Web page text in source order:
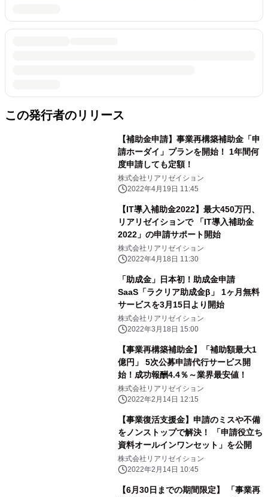
この発行者のリリース
【補助金申請】事業再構築補助金「申
請ホーダイ」プランを開始！ 1年間何
度申請しても定額！
株式会社リアリゼイション
2022年4月19日 11:45
【IT導入補助金2022】最大450万円、
リアリゼイションで 「IT導入補助金
2022」の申請サポート開始
株式会社リアリゼイション
2022年4月18日 11:30
「助成金」日本初！助成金申請
SaaS「ラクリア助成金β」 1ヶ月無料
サービスを3月15日より開始
株式会社リアリゼイション
2022年3月18日 15:00
【事業再構築補助金】「補助額最大1
億円」 5次公募申請代行サービス開
始！成功報酬4.4％～業界最安値！
株式会社リアリゼイション
2022年2月14日 12:15
【事業復活支援金】申請のミスや不備
をノンストップで解決！ 「申請役立ち
資料オールインワンセット」を公開
株式会社リアリゼイション
2022年2月14日 10:45
【6月30日までの期間限定】 「事業再